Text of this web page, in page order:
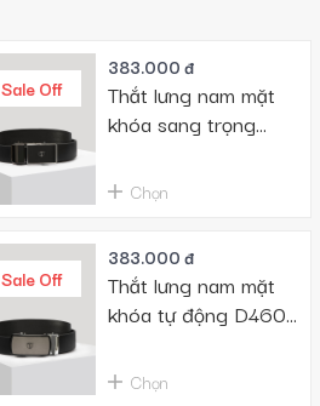
Sale Off
383.000 đ
Thắt lưng nam mặt
khóa sang trọng
Chọn
Sale Off
383.000 đ
Thắt lưng nam mặt
khóa tự động D460-
Chọn